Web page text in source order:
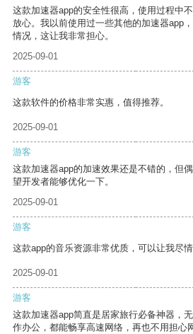
这款加速器app的安全性很高，使用过程中
放心。我以前使用过一些其他的加速器app
情况，这让我非常担心。
2025-09-01
游客
这款软件的价格非常实惠，值得推荐。
2025-09-01
游客
这款加速器app的加速效果还是不错的，但
望开发者能够优化一下。
2025-09-01
游客
这款app的音乐资源非常优质，可以让我尽情
2025-09-01
游客
这款加速器app简直是居家旅行必备神器，
作办公，都能畅享高速网络，再也不用担心